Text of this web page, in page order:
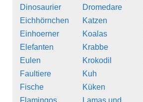
Dinosaurier
Eichhörnchen
Einhoerner
Elefanten
Eulen
Faultiere
Fische
Flamingos
Dromedare
Katzen
Koalas
Krabbe
Krokodil
Kuh
Küken
Lamas und